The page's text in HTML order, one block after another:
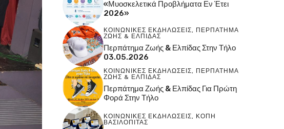
«Μυοσκελετικά Προβλήματα Εν Έτει
2026»
ΚΟΙΝΩΝΙΚΕΣ ΕΚΔΗΛΩΣΕΙΣ, ΠΕΡΠΑΤΗΜΑ
ΖΩΗΣ & ΕΛΠΙΔΑΣ
Περπάτημα Ζωής & Ελπίδας Στην Τήλο
03.05.2026
ΚΟΙΝΩΝΙΚΕΣ ΕΚΔΗΛΩΣΕΙΣ, ΠΕΡΠΑΤΗΜΑ
ΖΩΗΣ & ΕΛΠΙΔΑΣ
Περπάτημα Ζωής & Ελπίδας Για Πρώτη
Φορά Στην Τήλο
ΚΟΙΝΩΝΙΚΕΣ ΕΚΔΗΛΩΣΕΙΣ, ΚΟΠΗ
ΒΑΣΙΛΟΠΙΤΑΣ